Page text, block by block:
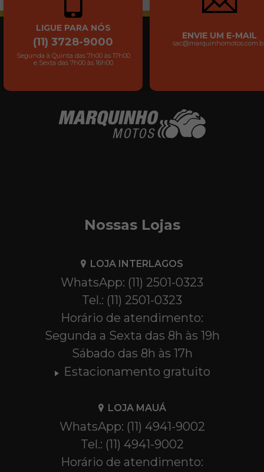
LIGUE PARA NÓS
(11) 3728-9000
Segunda à Quinta das 7h00 às 17h00
e Sexta das 7h00 às 16h00
ENVIE UM E-MAIL
Nossas Lojas
LOJA INTERLAGOS
WhatsApp: (11) 2501-0323
Tel.: (11) 2501-0323
Horário de atendimento:
Segunda a Sexta das 8h às 19h
Sábado das 8h às 17h
Estacionamento gratuito
LOJA MAUÁ
WhatsApp: (11) 4941-9002
Tel.: (11) 4941-9002
Horário de atendimento: